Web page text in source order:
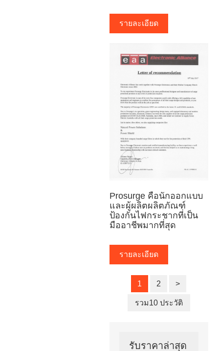
รายละเอียด
Prosurge คือนักออกแบบ
และผู้ผลิตผลิตภัณฑ์
ป้องกันไฟกระชากที่เป็น
มืออาชีพมากที่สุด
รายละเอียด
1 2 >
รวม10 ประวัติ
รับราคาล่าสุด